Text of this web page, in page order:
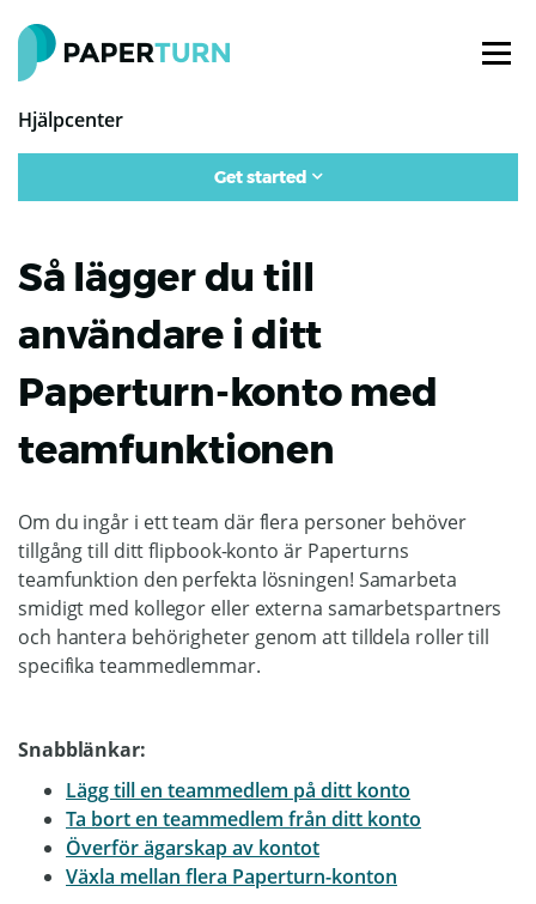
Hjälpcenter
Get started
Så lägger du till
användare i ditt
Paperturn-konto med
teamfunktionen
Om du ingår i ett team där flera personer behöver
tillgång till ditt flipbook-konto är Paperturns
teamfunktion den perfekta lösningen! Samarbeta
smidigt med kollegor eller externa samarbetspartners
och hantera behörigheter genom att tilldela roller till
specifika teammedlemmar.
Snabblänkar:
Lägg till en teammedlem på ditt konto
Ta bort en teammedlem från ditt konto
Överför ägarskap av kontot
Växla mellan flera Paperturn-konton